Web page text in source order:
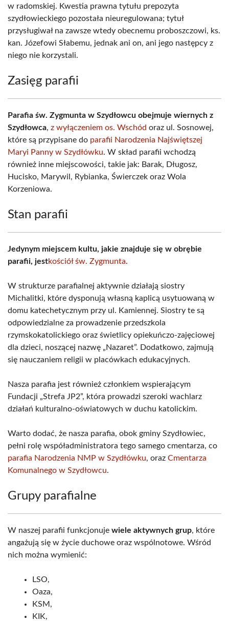
w radomskiej. Kwestia prawna tytułu prepozyta
szydłowieckiego pozostała nieuregulowana; tytuł
przysługiwał na zawsze wtedy obecnemu proboszczowi, ks.
kan. Józefowi Słabemu, jednak ani on, ani jego następcy z
niego nie korzystali.
Zasięg parafii
Parafia św. Zygmunta w Szydłowcu obejmuje wiernych z
Szydłowca, z wyłączeniem os. Wschód oraz ul. Sosnowej,
które są przypisane do parafii Narodzenia Najświętszej
Maryi Panny w Szydłówku. W skład parafii wchodzą
również inne miejscowości, takie jak: Barak, Długosz,
Hucisko, Marywil, Rybianka, Świerczek oraz Wola
Korzeniowa.
Stan parafii
Jedynym miejscem kultu, jakie znajduje się w obrębie
parafii, jestkościół św. Zygmunta.
W strukturze parafialnej aktywnie działają siostry
Michalitki, które dysponują własną kaplicą usytuowaną w
domu katechetycznym przy ul. Kamiennej. Siostry te są
odpowiedzialne za prowadzenie przedszkola
rzymskokatolickiego oraz świetlicy opiekuńczo-zajęciowej
dla dzieci, noszącej nazwę „Nazaret”. Dodatkowo, zajmują
się nauczaniem religii w placówkach edukacyjnych.
Nasza parafia jest również członkiem wspierającym
Fundacji „Strefa JP2”, która prowadzi szeroki wachlarz
działań kulturalno-oświatowych w duchu katolickim.
Warto dodać, że nasza parafia, obok gminy Szydłowiec,
pełni rolę współadministratora tego samego cmentarza, co
parafia Narodzenia NMP w Szydłówku, oraz Cmentarza
Komunalnego w Szydłowcu.
Grupy parafialne
W naszej parafii funkcjonuje wiele aktywnych grup, które
angażują się w życie duchowe oraz wspólnotowe. Wśród
nich można wymienić:
LSO,
Oaza,
KSM,
KIK,